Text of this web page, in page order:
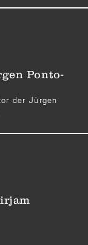
Ponto-
der Jürgen